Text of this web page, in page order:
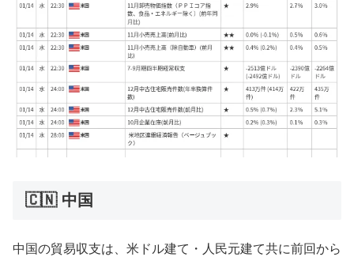
🇨🇳 中国
中国の貿易収支は、米ドル建て・人民元建て共に前回から